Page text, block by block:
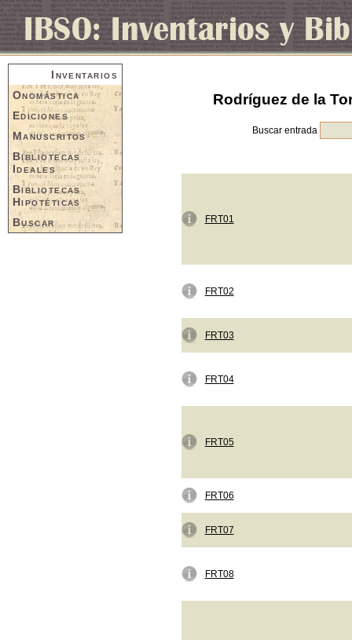
Inventarios
Onomástica
Ediciones
Manuscritos
Bibliotecas
Ideales
Bibliotecas
Hipotéticas
Buscar
Rodríguez de la
Buscar entrada
FRT01
FRT02
FRT03
FRT04
FRT05
FRT06
FRT07
FRT08